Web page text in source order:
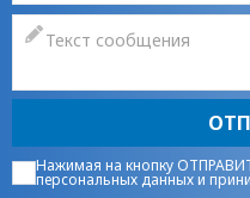
Нажимая на кнопку
персональных данныхи